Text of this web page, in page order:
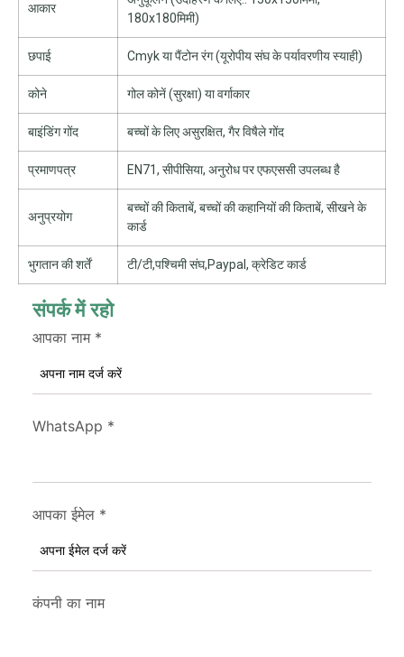
आकार
180x180मिमी)
छपाई Cmyk या पैंटोन रंग (यूरोपीय संघ के पर्यावरणीय स्याही)
कोने गोल कोनें (सुरक्षा) या वर्गाकार
बाइंडिंग गोंद बच्चों के लिए असुरक्षित, गैर विषैले गोंद
प्रमाणपत्र EN71, सीपीसिया, अनुरोध पर एफएससी उपलब्ध है
अनुप्रयोग
बच्चों की किताबें, बच्चों की कहानियों की किताबें, सीखने के
कार्ड
भुगतान की शर्तें टी/टी,पश्चिमी संघ,Paypal, क्रेडिट कार्ड
संपर्क में रहो
आपका नाम *
WhatsApp *
आपका ईमेल *
कंपनी का नाम